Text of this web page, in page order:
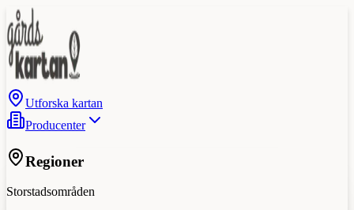
Utforska kartan
Producenter
Regioner
Storstadsområden